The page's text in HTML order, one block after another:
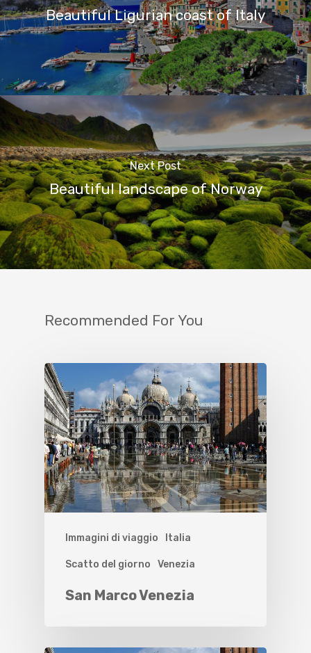
Beautiful Ligurian coast of Italy
Next Post
Beautiful landscape of Norway
Recommended For You
Immagini di viaggio Italia
Scatto del giorno Venezia
San Marco Venezia